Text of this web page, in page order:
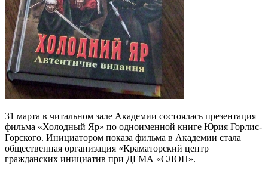
31 марта в читальном зале Академии состоялась презентация
фильма «Холодный Яр» по одноименной книге Юрия Горлис-
Горского. Инициатором показа фильма в Академии стала
общественная организация «Краматорский центр
гражданских инициатив при ДГМА «СЛОН».